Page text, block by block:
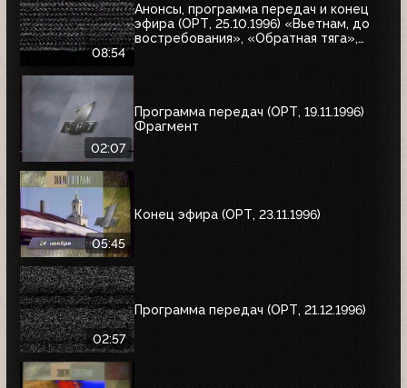
08:54
Анонсы, программа передач и конец
эфира (ОРТ, 25.10.1996) «Вьетнам, до
востребования», «Обратная тяга»,
02:07
Программа передач (ОРТ, 19.11.1996)
Фрагмент
05:45
Конец эфира (ОРТ, 23.11.1996)
02:57
Программа передач (ОРТ, 21.12.1996)